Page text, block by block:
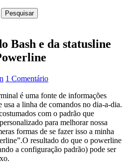
Bash e da statusline
1 Comentário
é uma fonte de informações
usa a linha de comandos no dia-a-dia.
com o padrão que
para melhorar nossa
formas de se fazer isso a minha
O resultado do que o powerline
a configuração padrão) pode ser